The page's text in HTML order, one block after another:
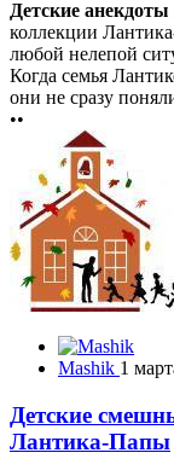
Детские
коллекции
любой нелепой
Когда семья
они не сразу
••
Mashik 1
Детские
Лантика-Папы